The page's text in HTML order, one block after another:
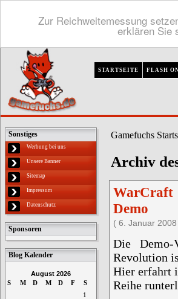
Zur Reichweitemessung
erklären Sie
STARTSEITE FLASH
Sonstiges
Werbung bei uns
Unsere Banner
Sitemap
Impressum
Datenschutz
Sponsoren
Blog Kalender
August 2026
S M D M D F S
1
Gamefuchs
Archiv
Demo
( 6. Januar
Die
Revolution
Hier erfahrt
Reihe